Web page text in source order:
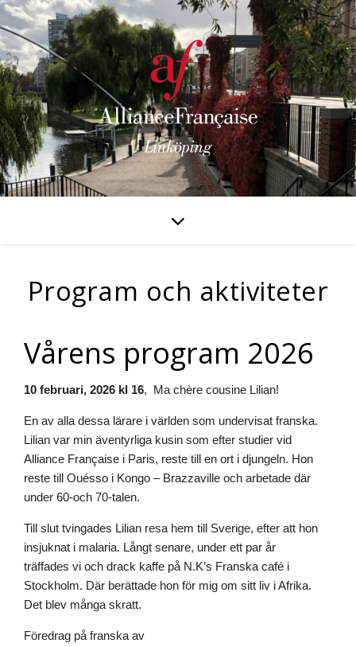
Program och aktiviteter
Vårens program 2026
10 februari, 2026 kl 16, Ma chère cousine Lilian!
En av alla dessa lärare i världen som undervisat franska.
Lilian var min äventyrliga kusin som efter studier vid
Alliance Française i Paris, reste till en ort i djungeln. Hon
reste till Ouésso i Kongo – Brazzaville och arbetade där
under 60-och 70-talen.
Till slut tvingades Lilian resa hem till Sverige, efter att hon
insjuknat i malaria. Långt senare, under ett par år
träffades vi och drack kaffe på N.K’s Franska café i
Stockholm. Där berättade hon för mig om sitt liv i Afrika.
Det blev många skratt.
Föredrag på franska av